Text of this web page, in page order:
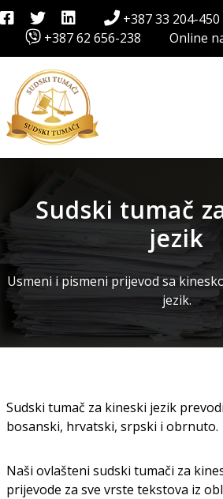
+387 33 204-450
+387 62 656-238
Online
Sudski tumač
jezik
Usmeni i pismeni prijevod sa
jezik.
Sudski tumač za kineski jezik
bosanski, hrvatski, srpski i obrnuto.
Naši ovlašteni sudski tumači za
prijevode za sve vrste tekstova iz